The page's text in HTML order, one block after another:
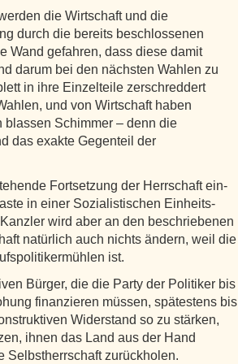
die Wirtschaft und die
durch die bereits beschlossenen
Wand gefahren, dass diese damit
darum bei den nächsten Wahlen zu
in ihre Einzelteile zerschreddert
und von Wirtschaft haben
Schimmer – denn die
das exakte Gegenteil der
Fortsetzung der Herrschaft ein-
in einer Sozialistischen Einheits-
wird aber an den beschriebenen
natürlich auch nichts ändern, weil die
ist.
Bürger, die die Party der Politiker bis
finanzieren müssen, spätestens bis
Widerstand so zu stärken,
ihnen das Land aus der Hand
Selbstherrschaft zurückholen.